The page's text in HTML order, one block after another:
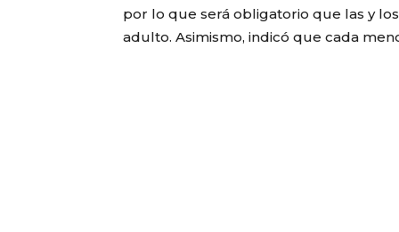
por lo que será obligatorio que las y
adulto. Asimismo, indicó que cada